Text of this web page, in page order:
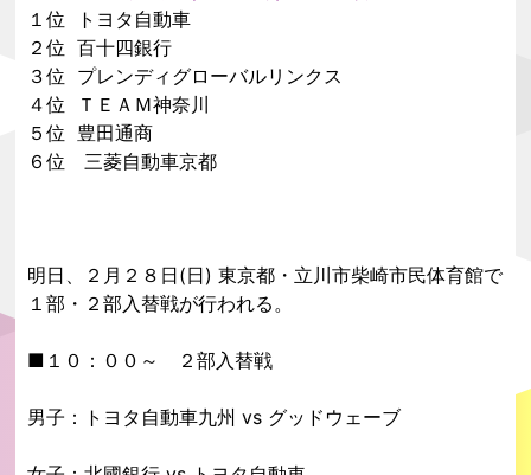
１位 トヨタ自動車
２位 百十四銀行
３位 プレンディグローバルリンクス
４位 ＴＥＡＭ神奈川
５位 豊田通商
６位 三菱自動車京都
明日、２月２８日(日) 東京都・立川市柴崎市民体育館で
１部・２部入替戦が行われる。
■１０：００～ ２部入替戦
男子：トヨタ自動車九州 vs グッドウェーブ